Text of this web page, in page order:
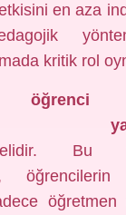
etkisini en aza
kritik rol
öğrenci
öğrencilerin
öğretmen